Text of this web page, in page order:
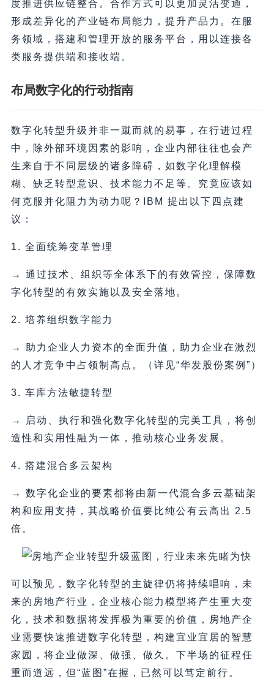
度推进供应链整合。合作方式可以更加灵活变通，
形成差异化的产业链布局能力，提升产品力。在服
务领域，搭建和管理开放的服务平台，用以连接各
类服务提供端和接收端。
布局数字化的行动指南
数字化转型升级并非一蹴而就的易事，在行进过程
中，除外部环境因素的影响，企业内部往往也会产
生来自于不同层级的诸多障碍，如数字化理解模
糊、缺乏转型意识、技术能力不足等。究竟应该如
何克服并化阻力为动力呢？IBM 提出以下四点建
议：
1. 全面统筹变革管理
→ ️通过技术、组织等全体系下的有效管控，保障数
字化转型的有效实施以及安全落地。
2. 培养组织数字能力
→ ️助力企业人力资本的全面升值，助力企业在激烈
的人才竞争中占领制高点。（详见“华发股份案例”）
3. 车库方法敏捷转型
→ ️启动、执行和强化数字化转型的完美工具，将创
造性和实用性融为一体，推动核心业务发展。
4. 搭建混合多云架构
→ ️数字化企业的要素都将由新一代混合多云基础架
构和应用支持，其战略价值要比纯公有云高出 2.5
倍。
可以预见，数字化转型的主旋律仍将持续唱响，未
来的房地产行业，企业核心能力模型将产生重大变
化，技术和数据将发挥极为重要的价值，房地产企
业需要快速推进数字化转型，构建宜业宜居的智慧
家园，将企业做深、做强、做久。下半场的征程任
重而道远，但“蓝图”在握，已然可以笃定前行。